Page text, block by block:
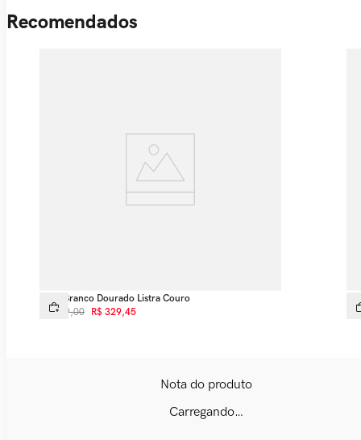
Recomendados
Tênis Branco Dourado Listra Couro
R$ 599,00 R$ 329,45
R$
Carregando…